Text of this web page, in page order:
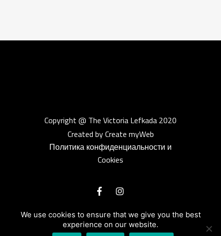
Copyright @ The Victoria Lefkada 2020
Created by Create myWeb
Политика конфиденциальности и
Cookies
We use cookies to ensure that we give you the best
experience on our website.